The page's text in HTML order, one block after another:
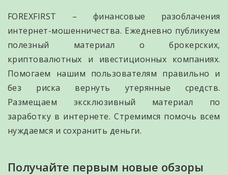
FOREXFIRST – финансовые разоблачения
интернет-мошенничества. Ежедневно публикуем
полезный материал о брокерских,
криптовалютных и ивестиционных компаниях.
Помогаем нашим пользователям правильно и
без риска вернуть утерянные средств.
Размещаем эксклюзивный материал по
заработку в интернете. Стремимся помочь всем
нуждаемся и сохранить деньги.
Получайте первым новые обзоры